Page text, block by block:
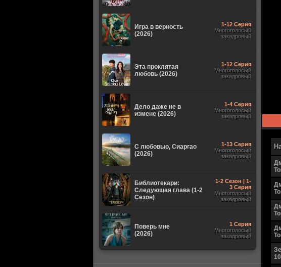
Игра в верность
(2026)
1-12 Серия
Многоголосый
закадровый
Эта проклятая
любовь (2026)
1-12 Серия
Многоголосый
закадровый
Дело даже не в
измене (2026)
1-4 Серия
Многоголосый
закадровый
С любовью, Сиаргао
(2026)
1-13 Серия
Многоголосый
закадровый
Библиотекари:
Следующая глава (1-2
Сезон)
1-2 Сезон | 1-
3 Серия
Многоголосый
закадровый
Поверь мне
(2026)
1 Серия
Многоголосый
закадровый